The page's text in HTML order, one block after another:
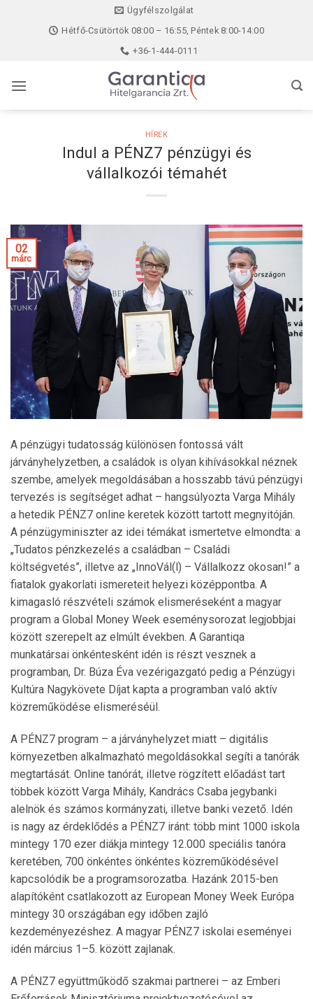
Ügyfélszolgálat
Hétfő-Csütörtök 08:00 – 16:55, Péntek 8:00-14:00
+36-1-444-0111
HÍREK
Indul a PÉNZ7 pénzügyi és
vállalkozói témahét
02
márc
A pénzügyi tudatosság különösen fontossá vált
járványhelyzetben, a családok is olyan kihívásokkal néznek
szembe, amelyek megoldásában a hosszabb távú pénzügyi
tervezés is segítséget adhat – hangsúlyozta Varga Mihály
a hetedik PÉNZ7 online keretek között tartott megnyitóján.
A pénzügyminiszter az idei témákat ismertetve elmondta: a
„Tudatos pénzkezelés a családban – Családi
költségvetés”, illetve az „InnoVál(l) – Vállalkozz okosan!” a
fiatalok gyakorlati ismereteit helyezi középpontba. A
kimagasló részvételi számok elismeréseként a magyar
program a Global Money Week eseménysorozat legjobbjai
között szerepelt az elmúlt években. A Garantiqa
munkatársai önkéntesként idén is részt vesznek a
programban, Dr. Búza Éva vezérigazgató pedig a Pénzügyi
Kultúra Nagykövete Díjat kapta a programban való aktív
közreműködése elismeréséül.
A PÉNZ7 program – a járványhelyzet miatt – digitális
környezetben alkalmazható megoldásokkal segíti a tanórák
megtartását. Online tanórát, illetve rögzített előadást tart
többek között Varga Mihály, Kandrács Csaba jegybanki
alelnök és számos kormányzati, illetve banki vezető. Idén
is nagy az érdeklődés a PÉNZ7 iránt: több mint 1000 iskola
mintegy 170 ezer diákja mintegy 12.000 speciális tanóra
keretében, 700 önkéntes önkéntes közreműködésével
kapcsolódik be a programsorozatba. Hazánk 2015-ben
alapítóként csatlakozott az European Money Week Európa
mintegy 30 országában egy időben zajló
kezdeményezéshez. A magyar PÉNZ7 iskolai eseményei
idén március 1–5. között zajlanak.
A PÉNZ7 együttműködő szakmai partnerei – az Emberi